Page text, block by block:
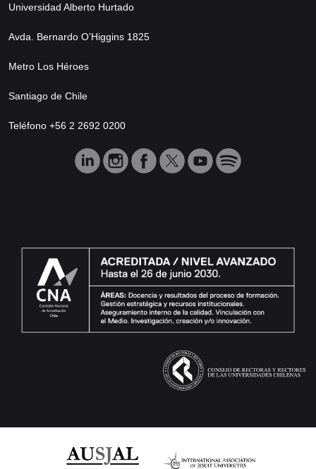
Universidad Alberto Hurtado
Avda. Bernardo O’Higgins 1825
Metro Los Héroes
Santiago de Chile
Teléfono +56 2 2692 0200